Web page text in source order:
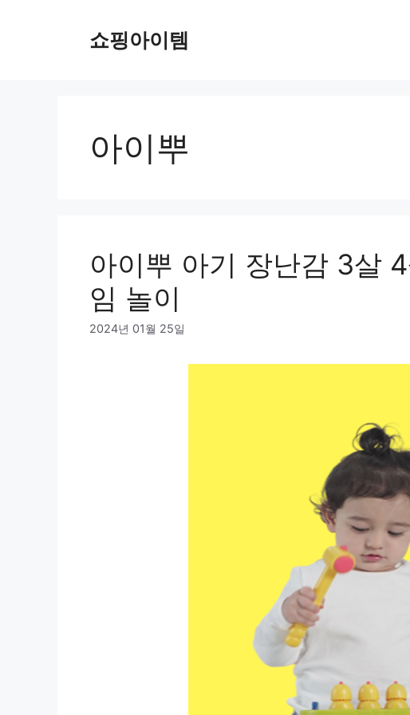
쇼핑아이템
아이뿌
아이뿌 아기 장난감 3살
임 놀이
2024년 01월 25일